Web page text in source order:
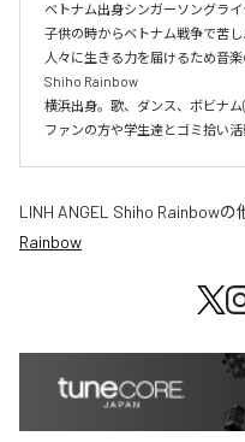
ベトナム出身シンガーソングライ
子供の時からベトナム戦争で苦し
人々に生きる力を届けるため音楽
Shiho Rainbow
横浜出身。歌、ダンス、ボビナ
ファンの方や学生達とゴミ拾い
LINH ANGEL Shiho Rainbowの
Rainbow